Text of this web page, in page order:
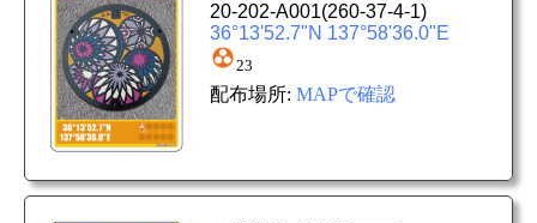
20-202-A001(260-37-4-1)
36°13'52.7"N 137°58'36.0"E
23
配布場所: MAPで確認